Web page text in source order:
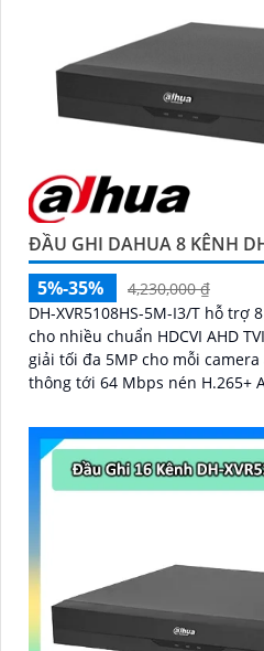
ĐẦU GHI DAHUA 8 KÊNH
5%-35%
4,230,000 ₫
DH-XVR5108HS-5M-I3/T hỗ trợ
cho nhiều chuẩn HDCVI AHD
giải tối đa 5MP cho mỗi
thông tới 64 Mbps nén H.265+